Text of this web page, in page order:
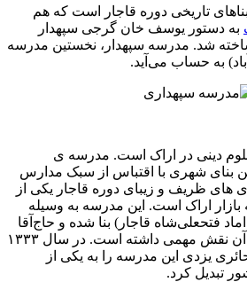
تاریخی دوره قاجار است که هم‌
به دستور یوسف خان گرجی سپهدار
شد. مدرسه سپهدار، نخستین مدرسه
به حساب می‌آید.
دینی در اراک است. مدرسه ی
بنای شهری با اقتباس از سبک مدارس
های ظریف و زیبای دوره قاجار یکی از
اراک است. این مدرسه به وسیله
فتحعلی‌شاه قاجار) بنا شده و حاج‌آقا
محسن عراقی در توسعه آن نقش مهمی داشته‌ است. در سال ۱۳۳۳
یزدی این مدرسه را به یکی از
تبدیل کرد.